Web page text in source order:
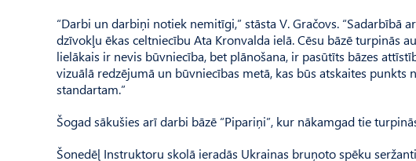
“Darbi un darbiņi notiek nemitīgi,” stāsta V. Gračovs. “Sadarbībā
dzīvokļu ēkas celtniecību Ata Kronvalda ielā. Cēsu bāzē turpinās
lielākais ir nevis būvniecība, bet plānošana, ir pasūtīts bāzes
vizuālā redzējumā un būvniecības metā, kas būs atskaites
standartam.”
Šogad sākušies arī darbi bāzē “Pipariņi”, kur nākamgad tie
Šonedēļ Instruktoru skolā ieradās Ukrainas bruņoto spēku